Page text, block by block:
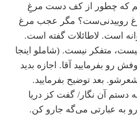
که چطور از کف دست مرغِ
روییدنی‌ست؟ مگر عجب مرغ
است. لاطائلات گفته است.
متفکر نیست. (شاملو اینجا
رو بفرمایید آقا. اجازه بدید
بعد توضیح بفرمایید.
دستم آن نگار/ گفت کز دریا
رو به عبارتی می‌گه جارو کن.